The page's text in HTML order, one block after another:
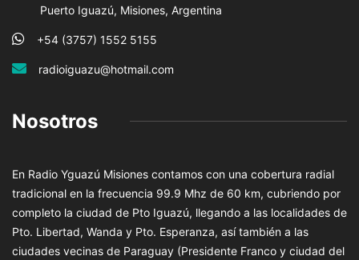
Puerto Iguazú, Misiones, Argentina
+54 (3757) 1552 5155
radioiguazu@hotmail.com
Nosotros
En Radio Yguazú Misiones contamos con una cobertura radial
tradicional en la frecuencia 99.9 Mhz de 60 km, cubriendo por
completo la ciudad de Pto Iguazú, llegando a las localidades de
Pto. Libertad, Wanda y Pto. Esperanza, así también a las
ciudades vecinas de Paraguay (Presidente Franco y ciudad del